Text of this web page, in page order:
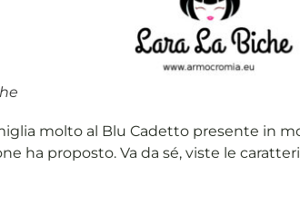
molto al Blu Cadetto presente in
ha proposto. Va da sé, viste le